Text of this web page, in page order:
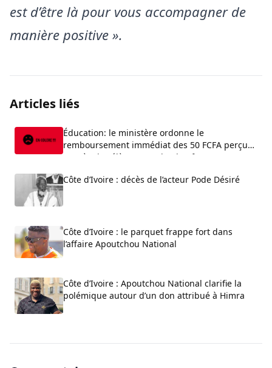
est d’être là pour vous accompagner de
manière positive ».
Articles liés
Éducation: le ministère ordonne le
remboursement immédiat des 50 FCFA perçus
auprès des élèves pour la plateforme
Côte d’Ivoire : décès de l’acteur Pode Désiré
Côte d’Ivoire : le parquet frappe fort dans
l’affaire Apoutchou National
Côte d’Ivoire : Apoutchou National clarifie la
polémique autour d’un don attribué à Himra